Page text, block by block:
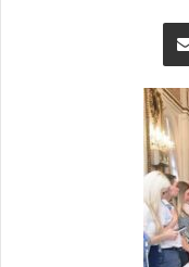
مشاركة عبر البريد